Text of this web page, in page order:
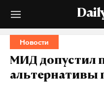
Новости
МИД допустил
альтернативы